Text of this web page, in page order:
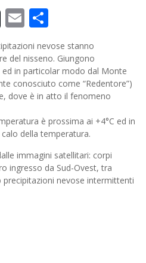
Email
nevose stanno
del nisseno. Giungono
in particolar modo dal Monte
conosciuto come “Redentore”)
dove è in atto il fenomeno
è prossima ai +4°C ed in
della temperatura.
immagini satellitari: corpi
ingresso da Sud-Ovest, tra
nevose intermittenti